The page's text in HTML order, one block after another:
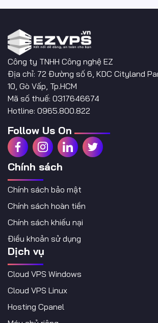
Công ty TNHH Công nghệ EZ
Địa chỉ: 72 Đường số 6, KDC Cityland
10, Gò Vấp, Tp.HCM
Mã số thuế: 0317646674
Hotline: 0965.800.822
Follow Us On
Chính sách
Chính sách bảo mật
Chính sách hoàn tiền
Chính sách khiếu nại
Điều khoản sử dụng
Dịch vụ
Cloud VPS Windows
Cloud VPS Linux
Hosting Cpanel